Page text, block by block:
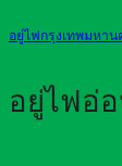
อยู่ไฟกรุงเทพมหาน
อยู่ไฟอ่